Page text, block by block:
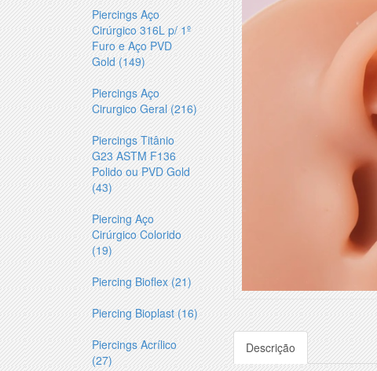
Piercings Aço
Cirúrgico 316L p/ 1º
Furo e Aço PVD
Gold (149)
Piercings Aço
Cirurgico Geral (216)
Piercings Titânio
G23 ASTM F136
Polido ou PVD Gold
(43)
Piercing Aço
Cirúrgico Colorido
(19)
Piercing Bioflex (21)
Piercing Bioplast (16)
Piercings Acrílico
(27)
Descrição